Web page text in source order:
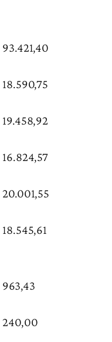
93.421,40
18.590,75
19.458,92
16.824,57
20.001,55
18.545,61
963,43
240,00